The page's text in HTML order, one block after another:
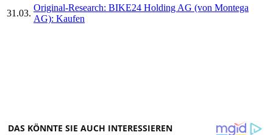
31.03.
Original-Research: BIKE24 Holding AG (von Montega
AG): Kaufen